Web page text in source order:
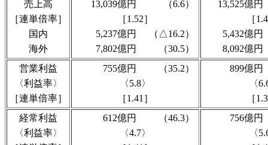
売上高
［連単倍率］
国内
海外
13,039億円
（6.6）
［1.52］
5,237億円
（△16.2）
7,802億円
（30.5）
13,525億円
［
5,432億円
8,092億円
営業利益
〈利益率〉
［連単倍率］
755億円
（35.2）
〈5.8〉
［1.41］
899億円
〈
［
経常利益
〈利益率〉
612億円
（46.3）
〈4.7〉
756億円
〈